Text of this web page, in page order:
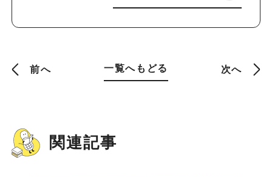
前へ 一覧へもどる 次へ
関連記事